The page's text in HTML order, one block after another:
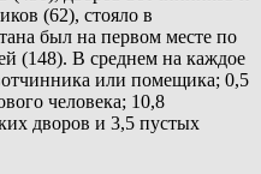
(62), стояло в
был на первом месте по
(148). В среднем на каждое
или помещика; 0,5
человека; 10,8
дворов и 3,5 пустых